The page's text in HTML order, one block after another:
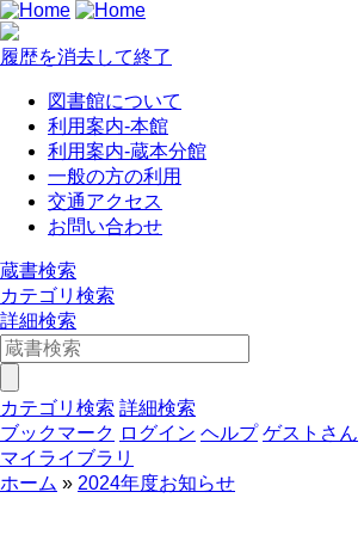
履歴を消去して終了
図書館について
利用案内-本館
利用案内-蔵本分館
一般の方の利用
交通アクセス
お問い合わせ
蔵書検索
カテゴリ検索
詳細検索
カテゴリ検索 詳細検索
ブックマーク ログイン ヘルプ ゲストさん
マイライブラリ
ホーム
2024年度お知らせ